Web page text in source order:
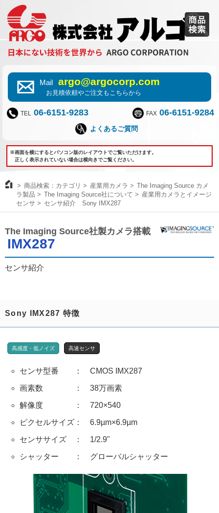
Mail argo@argocorp.com
お見積依頼やご注文もこちらから
TEL 06-6151-9283 FAX 06-6151-9284
よくあるご質問
※画面を横にするとパソコン版のレイアウトでご覧いただけます。
正しく表示されていない場合は横向きでご覧ください。
商品検索：カテゴリ 産業用カメラ
The Imaging Source カメ
ラ製品
The Imaging Source社について
産業用カメラとイメージ
センサ
センサ紹介 Sony IMX287
The Imaging Source社製カメラ搭載
IMX287
センサ紹介
Sony IMX287 特徴
高感度・低ノイズ 高速センサ
センサ型番 ： CMOS IMX287
画素数 ： 38万画素
解像度 ： 720×540
ピクセルサイズ： 6.9µm×6.9µm
センササイズ ： 1/2.9"
シャッター ： グローバルシャッター